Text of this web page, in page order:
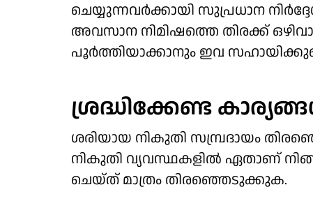
ചെയ്യുന്നവർക്കായി സുപ്രധാന
അവസാന നിമിഷത്തെ തിരക്ക്
പൂർത്തിയാക്കാനും ഇവ
ശ്രദ്ധിക്കേണ്ട
ശരിയായ നികുതി സമ്പ്രദായം
നികുതി വ്യവസ്ഥകളിൽ ഏതാണ്
ചെയ്ത് മാത്രം തിരഞ്ഞെടുക്കുക.